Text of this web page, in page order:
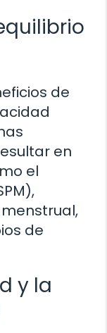
de
en
el
de
y la